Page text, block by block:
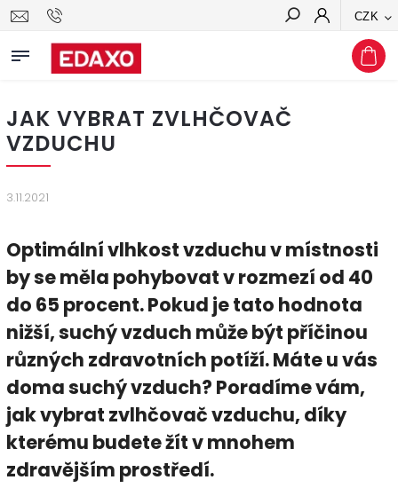
CZK
Hledat
JAK VYBRAT ZVLHČOVAČ
VZDUCHU
3.11.2021
Optimální vlhkost vzduchu v místnosti
by se měla pohybovat v rozmezí od 40
do 65 procent. Pokud je tato hodnota
nižší, suchý vzduch může být příčinou
různých zdravotních potíží. Máte u vás
doma suchý vzduch? Poradíme vám,
jak vybrat zvlhčovač vzduchu, díky
kterému budete žít v mnohem
zdravějším prostředí.